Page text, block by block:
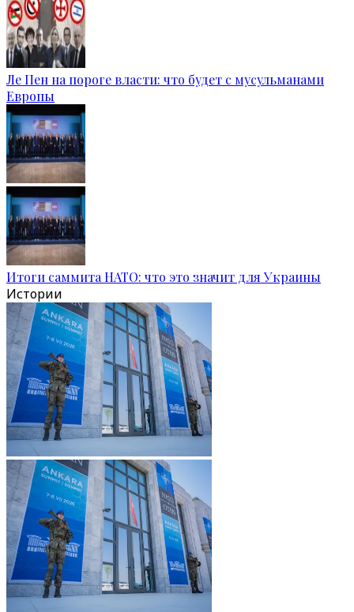
Ле Пен на пороге власти: что будет с мусульманами
Европы
Итоги саммита НАТО: что это значит для Украины
Истории